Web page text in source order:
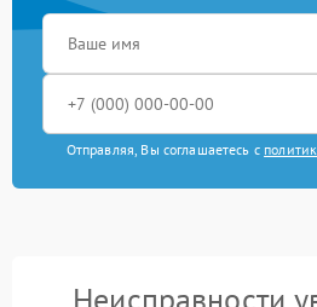
Отправляя, Вы соглашаетесь с